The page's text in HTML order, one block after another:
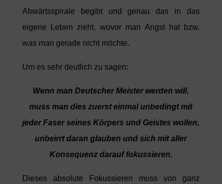
Abwärtsspirale begibt und genau das in das
eigene Leben zieht, wovor man Angst hat bzw.
was man gerade nicht möchte.
Um es sehr deutlich zu sagen:
Wenn man Deutscher Meister werden will,
muss man dies zuerst einmal unbedingt mit
jeder Faser seines Körpers und Geistes wollen,
unbeirrt daran glauben und sich mit aller
Konsequenz darauf fokussieren.
Dieses absolute Fokussieren muss von ganz